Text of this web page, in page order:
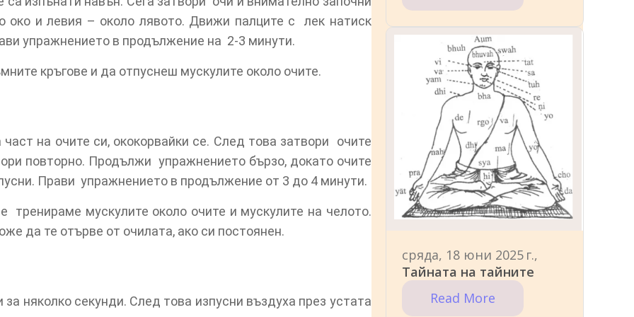
и левия – около лявото. Движи палците с лек натиск
упражнението в продължение на 2-3 минути.
кръгове и да отпуснеш мускулите около очите.
на очите си, ококорвайки се. След това затвори очите
повторно. Продължи упражнението бързо, докато очите
Прави упражнението в продължение от 3 до 4 минути.
тренираме мускулите около очите и мускулите на челото.
да те отърве от очилата, ако си постоянен.
няколко секунди. След това изпусни въздуха през устата
сряда, 18 юни 2025 г.,
Тайната на тайните
Read More